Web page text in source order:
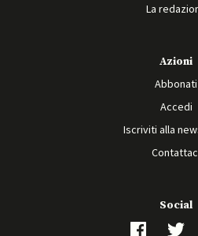
La
Azioni
Abbonati
Accedi
Iscriviti alla
Social